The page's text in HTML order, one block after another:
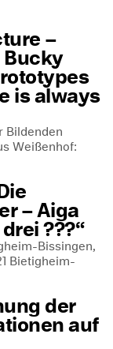
–
is always
Bildenden
Weißenhof:
– Aiga
???“
Bissingen,
Bietigheim-
der
auf